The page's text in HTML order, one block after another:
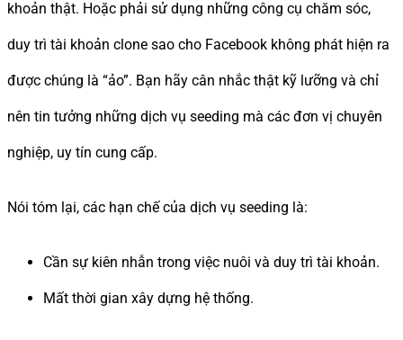
khoản thật. Hoặc phải sử dụng những công cụ chăm sóc,
duy trì tài khoản clone sao cho Facebook không phát hiện ra
được chúng là “ảo”. Bạn hãy cân nhắc thật kỹ lưỡng và chỉ
nên tin tưởng những dịch vụ seeding mà các đơn vị chuyên
nghiệp, uy tín cung cấp.
Nói tóm lại, các hạn chế của dịch vụ seeding là:
Cần sự kiên nhẫn trong việc nuôi và duy trì tài khoản.
Mất thời gian xây dựng hệ thống.